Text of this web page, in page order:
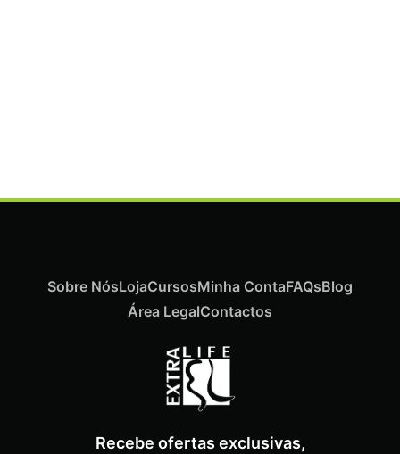
Recebe ofertas exclusivas,
Sobre NósLojaCursosMinha ContaFAQsBlog
Área LegalContactos